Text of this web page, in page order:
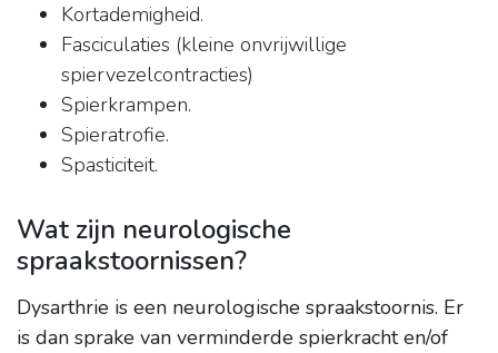
Kortademigheid.
Fasciculaties (kleine onvrijwillige
spiervezelcontracties)
Spierkrampen.
Spieratrofie.
Spasticiteit.
Wat zijn neurologische
spraakstoornissen?
Dysarthrie is een neurologische spraakstoornis. Er
is dan sprake van verminderde spierkracht en/of